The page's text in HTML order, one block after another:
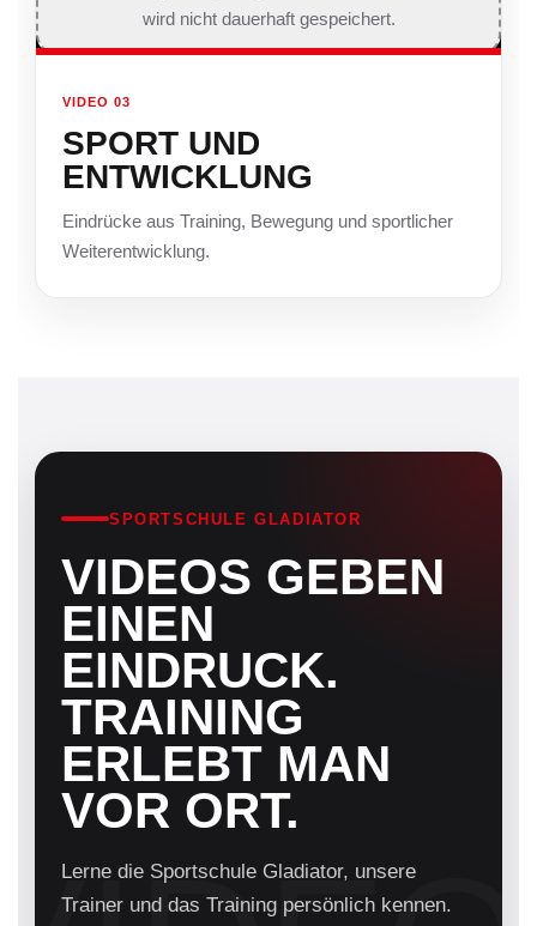
wird nicht dauerhaft gespeichert.
VIDEO 03
SPORT UND
ENTWICKLUNG
Eindrücke aus Training, Bewegung und sportlicher
Weiterentwicklung.
SPORTSCHULE GLADIATOR
VIDEOS GEBEN
EINEN
EINDRUCK.
TRAINING
ERLEBT MAN
VOR ORT.
Lerne die Sportschule Gladiator, unsere
Trainer und das Training persönlich kennen.